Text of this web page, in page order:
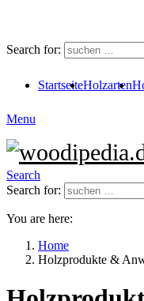
Search for:
StartseiteHolzarten
Menu
Search
Search for:
You are here:
Home
Holzprodukte &